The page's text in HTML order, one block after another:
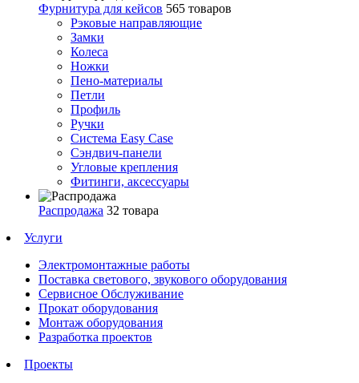
Фурнитура для кейсов 565 товаров
Рэковые направляющие
Замки
Колеса
Ножки
Пено-материалы
Петли
Профиль
Ручки
Система Easy Case
Сэндвич-панели
Угловые крепления
Фитинги, аксессуары
Распродажа 32 товара
Услуги
Электромонтажные работы
Поставка светового, звукового оборудования
Сервисное Обслуживание
Прокат оборудования
Монтаж оборудования
Разработка проектов
Проекты